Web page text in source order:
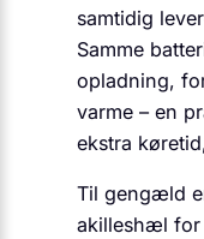
samtidig
Samme
opladning,
varme – en
ekstra
Til gengæld
akilleshæl for